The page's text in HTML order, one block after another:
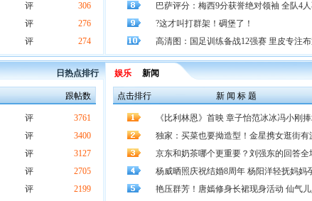
评
306
评
276
评 274
巴萨评分：梅西9分获誉绝对领袖 全队4
?这才叫打群架！碉堡了！
高清图：国足训练备战12强赛 里皮专注
日热点排行
跟帖数
评
3761
评
3400
评
3127
评
2705
评
2199
娱乐 新闻
点击排行 新 闻 标 题
《比利林恩》首映 章子怡范冰冰冯小刚
独家：买菜也要拗造型！金星携女逛街有
京东和奶茶哪个更重要？刘强东的回答全
杨威晒照庆祝结婚8周年 杨阳洋轻抚妈妈
艳压群芳！唐嫣修身长裙现身活动 仙气儿